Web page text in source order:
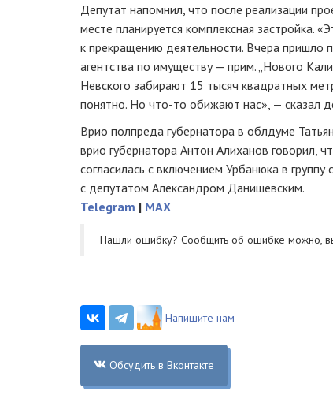
Депутат напомнил, что после реализации
месте планируется комплексная застройка.
к прекращению деятельности. Вчера пришло
агентства по имуществу — прим. „Нового
Невского забирают 15 тысяч квадратных
понятно. Но что-то обижают нас», — сказал
Врио полпреда губернатора в облдуме
врио губернатора Антон Алиханов говорил,
согласилась с включением Урбанюка в
с депутатом Александром Данишевским.
Telegram | MAX
Нашли ошибку? Cообщить об ошибке можно,
Напишите нам
Обсудить в Вконтакте